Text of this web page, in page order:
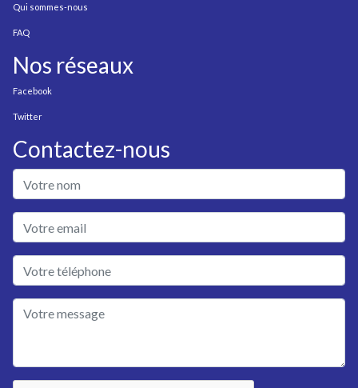
Qui sommes-nous
FAQ
Nos réseaux
Facebook
Twitter
Contactez-nous